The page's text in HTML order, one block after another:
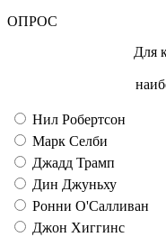
ОПРОС
Для
Нил Робертсон
Марк Селби
Джадд Трамп
Дин Джуньху
Ронни О'Салливан
Джон Хиггинс